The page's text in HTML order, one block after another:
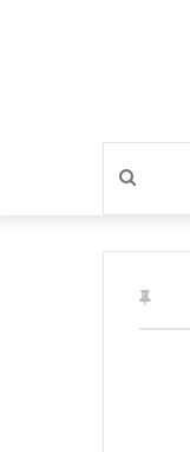
جستجو
برای